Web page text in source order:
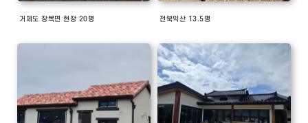
거제도 장목면 현장 20평 전북익산 13.5평